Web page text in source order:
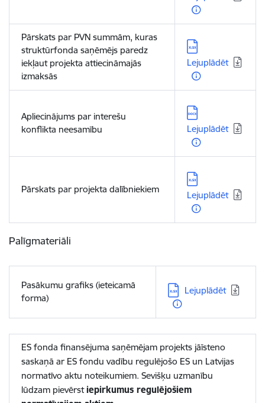
Pārskats par PVN summām, kuras
struktūrfonda saņēmējs paredz
iekļaut projekta attiecināmajās
izmaksās
Lejupielādēt:
Lejuplādēt
Apliecinājums par interešu
konflikta neesamību
Lejupielādēt:
Lejuplādēt
Pārskats par projekta dalībniekiem
Lejupielādēt:
Lejuplādēt
Palīgmateriāli
Pasākumu grafiks (ieteicamā
forma)
Lejupielādēt:
Lejuplādēt
ES fonda finansējuma saņēmējam projekts jāīsteno
saskaņā ar ES fondu vadību regulējošo ES un Latvijas
normatīvo aktu noteikumiem. Sevišķu uzmanību
lūdzam pievērstiepirkumus regulējošiem